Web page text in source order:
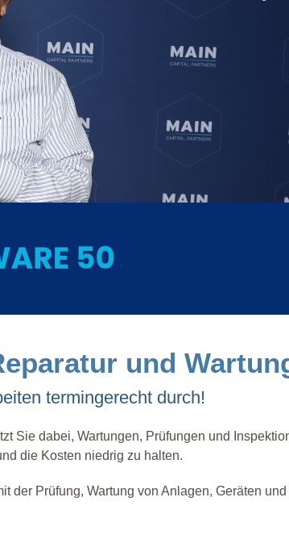
und
termingerecht durch!
Sie dabei, Wartungen, Prüfungen und
die Kosten niedrig zu halten.
der Prüfung, Wartung von Anlagen, Geräten und